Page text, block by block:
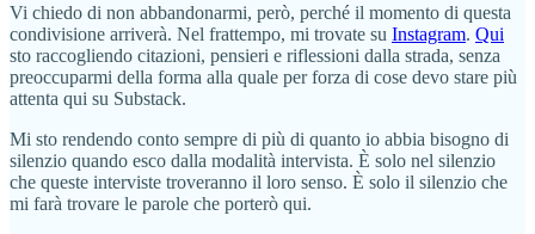
Vi chiedo di non abbandonarmi, però, perché il momento di questa
condivisione arriverà. Nel frattempo, mi trovate su Instagram. Qui
sto raccogliendo citazioni, pensieri e riflessioni dalla strada, senza
preoccuparmi della forma alla quale per forza di cose devo stare più
attenta qui su Substack.
Mi sto rendendo conto sempre di più di quanto io abbia bisogno di
silenzio quando esco dalla modalità intervista. È solo nel silenzio
che queste interviste troveranno il loro senso. È solo il silenzio che
mi farà trovare le parole che porterò qui.